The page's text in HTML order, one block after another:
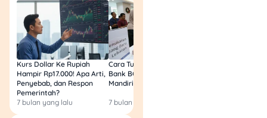
asumsi porsi di atas, total
Rp10.800 — jaditidak
masuk Rp10.000. Untuk
tekan ke Rp10.000 perlu
kurangi porsi (mis. ayam 80
g) atau kurangi
susu/ukuran buah, atau
dapat ayam lebih murah
lewat bulk/subsidi.
Kurs Dollar Ke Rupiah
Hampir Rp17.000! Apa Arti,
Penyebab, dan Respon
Pemerintah?
7 bulan yang lalu
Cara Tukar Uang Baru di
Bank BCA (Umum, BNI,
Mandiri, BRI, dan BSI) 2026!
7 bulan yang lalu